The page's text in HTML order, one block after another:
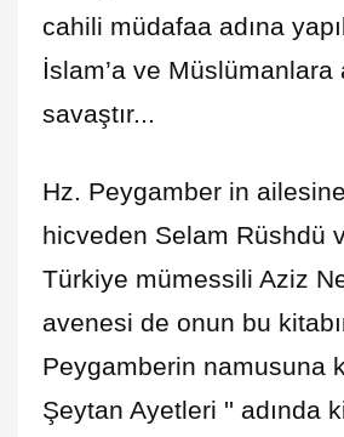
cahili müdafaa adına
İslam’a ve Müslümanlara
savaştır...
Hz. Peygamber in
hicveden Selam Rüshdü
Türkiye mümessili Aziz
avenesi de onun bu
Peygamberin namusuna
Şeytan Ayetleri '' adında